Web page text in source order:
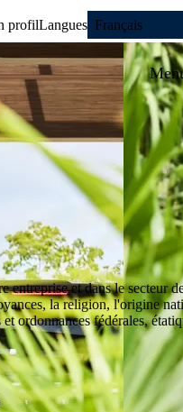
profilLangues Français
entreprise et dans le secteur
la religion, l'origine
ordonnances fédérales,